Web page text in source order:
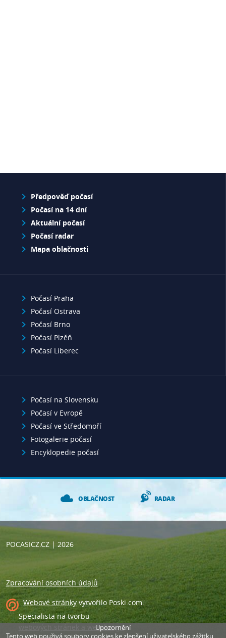
Předpověď počasí
Počasí na 14 dní
Aktuální počasí
Počasí radar
Mapa oblačnosti
Počasí Praha
Počasí Ostrava
Počasí Brno
Počasí Plzěň
Počasí Liberec
Počasí na Slovensku
Počasí v Evropě
Počasí ve Středomoří
Fotogalerie počasí
Encyklopedie počasí
OBLAČNOST RADAR
POCASICZ.CZ| 2026
Zpracování osobních údajů
Webové stránkyvytvořilo Poski.com .
Specialista na tvorbu
webových stránek a webdesign.
Upozornění